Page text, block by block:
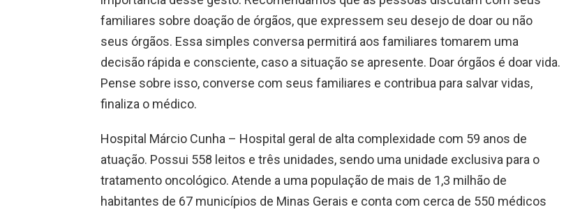
familiares sobre doação de órgãos, que expressem seu desejo de doar ou não
seus órgãos. Essa simples conversa permitirá aos familiares tomarem uma
decisão rápida e consciente, caso a situação se apresente. Doar órgãos é doar vida.
Pense sobre isso, converse com seus familiares e contribua para salvar vidas,
finaliza o médico.
Hospital Márcio Cunha – Hospital geral de alta complexidade com 59 anos de
atuação. Possui 558 leitos e três unidades, sendo uma unidade exclusiva para o
tratamento oncológico. Atende a uma população de mais de 1,3 milhão de
habitantes de 67 municípios de Minas Gerais e conta com cerca de 550 médicos